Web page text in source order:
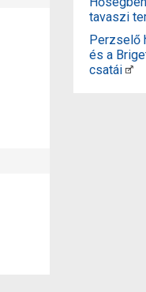
tavaszi
Perzselő
és a
csatái